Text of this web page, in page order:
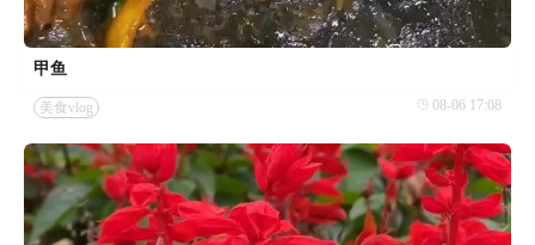
甲鱼
美食vlog 08-06 17:08